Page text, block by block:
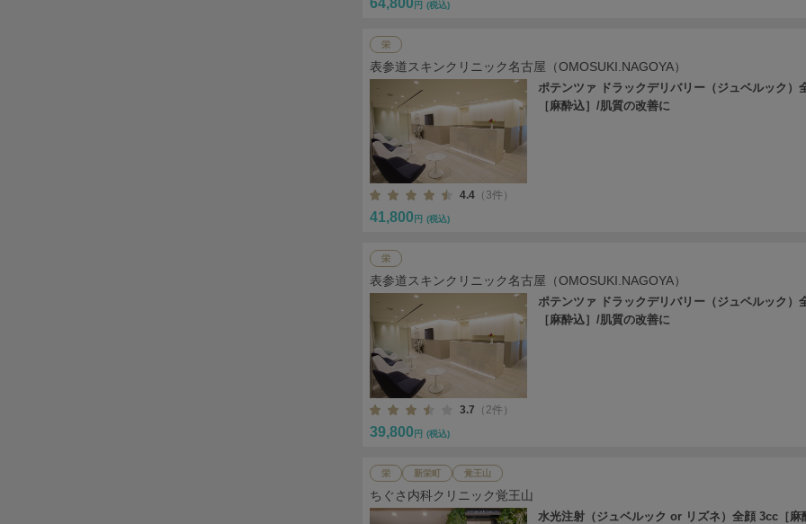
円 (税込)
栄
表参道スキンクリニック名古屋（OMOSUKI.NAGOYA）
ポテンツァ ドラックデリバリー（ジュベルック）
［麻酔込］/肌質の改善に
4.4 （3件）
41,800 円 (税込)
栄
表参道スキンクリニック名古屋（OMOSUKI.NAGOYA）
ポテンツァ ドラックデリバリー（ジュベルック）
［麻酔込］/肌質の改善に
3.7 （2件）
39,800 円 (税込)
栄 新栄町 覚王山
ちぐさ内科クリニック覚王山
水光注射（ジュベルック or リズネ）全顔 3cc［麻